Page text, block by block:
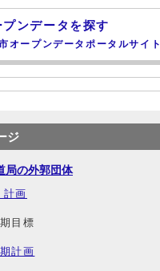
プンデータを探す
オープンデータポータルサイト
ジ
局の外郭団体
計画
目標
計画